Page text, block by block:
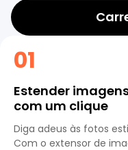
01
Estender
com um clique
Diga adeus às fotos
Com o extensor de